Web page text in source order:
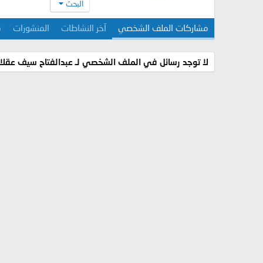
البحث
مشاركات الملف الشخصي آخر النشاطات المنشورات
لا توجد رسائل في الملف الشخصي لـ عبدالفتاح سيف